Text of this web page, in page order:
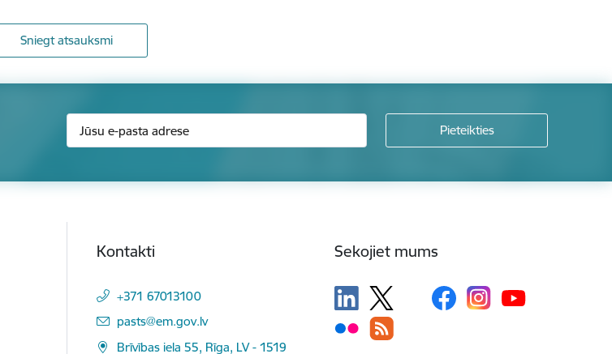
Sniegt atsauksmi
Kontakti
+371 67013100
E-pasts:
pasts@em.gov.lv
Brīvības iela 55, Rīga, LV - 1519
Sekojiet mums